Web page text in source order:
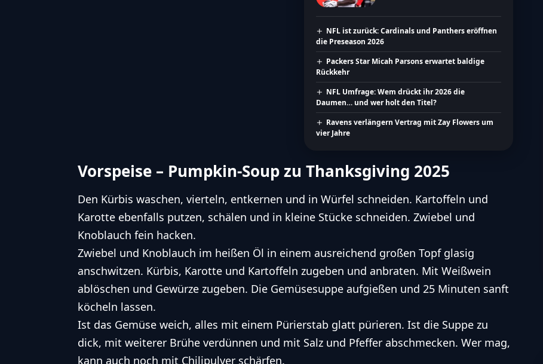
NFL ist zurück: Cardinals und Panthers eröffnen
die Preseason 2026
Packers Star Micah Parsons erwartet baldige
Rückkehr
NFL Umfrage: Wem drückt ihr 2026 die
Daumen… und wer holt den Titel?
Ravens verlängern Vertrag mit Zay Flowers um
vier Jahre
Vorspeise – Pumpkin-Soup zu Thanksgiving 2025
Den Kürbis waschen, vierteln, entkernen und in Würfel schneiden. Kartoffeln und
Karotte ebenfalls putzen, schälen und in kleine Stücke schneiden. Zwiebel und
Knoblauch fein hacken.
Zwiebel und Knoblauch im heißen Öl in einem ausreichend großen Topf glasig
anschwitzen. Kürbis, Karotte und Kartoffeln zugeben und anbraten. Mit Weißwein
ablöschen und Gewürze zugeben. Die Gemüsesuppe aufgießen und 25 Minuten sanft
köcheln lassen.
Ist das Gemüse weich, alles mit einem Pürierstab glatt pürieren. Ist die Suppe zu
dick, mit weiterer Brühe verdünnen und mit Salz und Pfeffer abschmecken. Wer mag,
kann auch noch mit Chilipulver schärfen.